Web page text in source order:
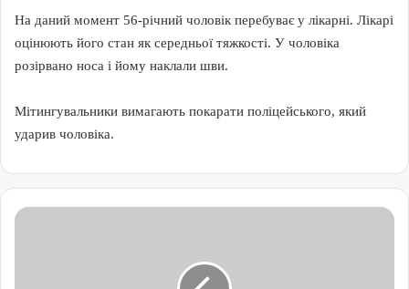
На даний момент 56-річний чоловік перебуває у лікарні. Лікарі
оцінюють його стан як середньої тяжкості. У чоловіка
розірвано носа і йому наклали шви.
Мітингувальники вимагають покарати поліцейського, який
ударив чоловіка.